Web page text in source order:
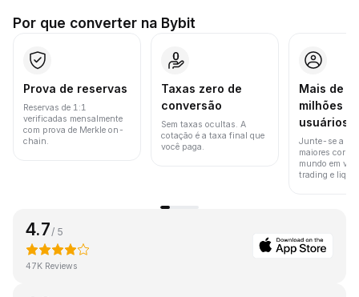
Por que converter na Bybit
Prova de reservas
Reservas de 1:1
verificadas mensalmente
com prova de Merkle on-
chain.
Taxas zero de
conversão
Sem taxas ocultas. A
cotação é a taxa final que
você paga.
Mais de
milhões
usuários
Junte-se a
maiores
mundo em
trading e
4.7 / 5
47K Reviews